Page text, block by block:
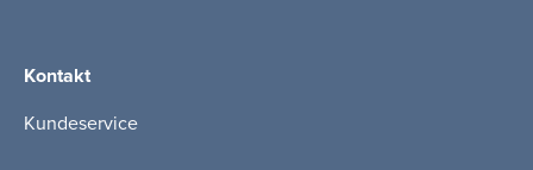
Kontakt
Kundeservice